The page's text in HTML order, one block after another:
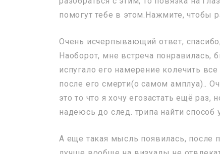
помогут тебе в этом.Нажмите, чтобы
Очень исчерпывающий ответ,
Наоборот, мне встреча
испугало его намерение колечить
после его смерти(о самом амплуа)..
это то что я хочу егозастать ещё
надеюсь до след. трипа найти способ
А еще такая мысль появилась, после